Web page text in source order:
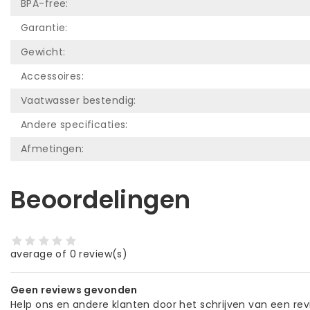
BPA-free:
Garantie:
Gewicht:
Accessoires:
Vaatwasser bestendig:
Andere specificaties:
Afmetingen:
Beoordelingen
average of 0 review(s)
Geen reviews gevonden
Help ons en andere klanten door het schrijven van een